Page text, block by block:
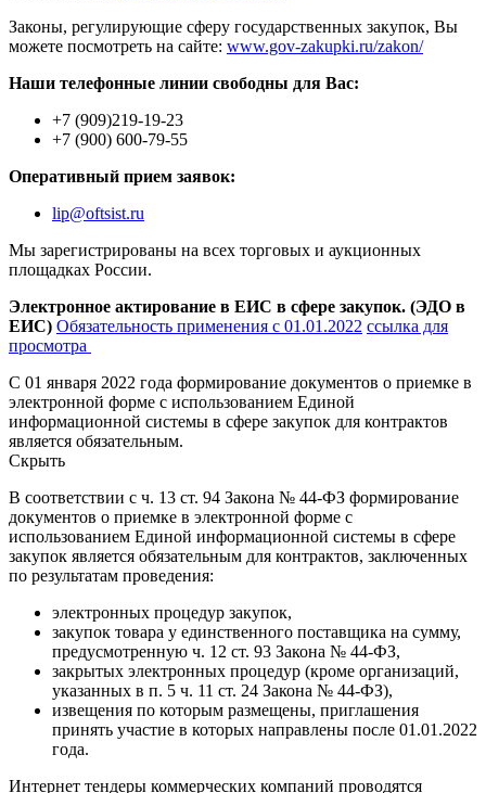
Законы, регулирующие сферу государственных закупок, Вы
можете посмотреть на сайте: www.gov-zakupki.ru/zakon/
Наши телефонные линии свободны для Вас:
+7 (909)219-19-23
+7 (900) 600-79-55
Оперативный прием заявок:
lip@oftsist.ru
Мы зарегистрированы на всех торговых и аукционных
площадках России.
Электронное актирование в ЕИС в сфере закупок. (ЭДО в
ЕИС) Обязательность применения с 01.01.2022 ссылка для
просмотра
С 01 января 2022 года формирование документов о приемке в
электронной форме с использованием Единой
информационной системы в сфере закупок для контрактов
является обязательным.
Скрыть
В соответствии с ч. 13 ст. 94 Закона № 44-ФЗ формирование
документов о приемке в электронной форме с
использованием Единой информационной системы в сфере
закупок является обязательным для контрактов, заключенных
по результатам проведения:
электронных процедур закупок,
закупок товара у единственного поставщика на сумму,
предусмотренную ч. 12 ст. 93 Закона № 44-ФЗ,
закрытых электронных процедур (кроме организаций,
указанных в п. 5 ч. 11 ст. 24 Закона № 44-ФЗ),
извещения по которым размещены, приглашения
принять участие в которых направлены после 01.01.2022
года.
Интернет тендеры коммерческих компаний проводятся